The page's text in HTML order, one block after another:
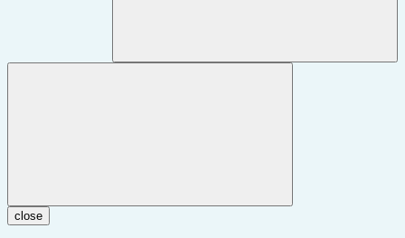
close